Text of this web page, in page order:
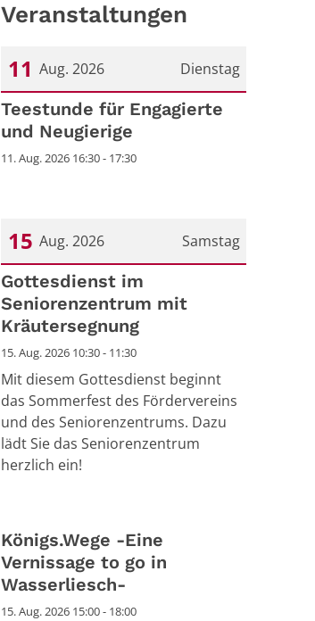
Veranstaltungen
Dienstag
11 Aug. 2026
Datum: 11. August 2026
Teestunde für Engagierte
und Neugierige
11. Aug. 2026 16:30 - 17:30
Samstag
15 Aug. 2026
Datum: 15. August 2026
Gottesdienst im
Seniorenzentrum mit
Kräutersegnung
15. Aug. 2026 10:30 - 11:30
Mit diesem Gottesdienst beginnt
das Sommerfest des Fördervereins
und des Seniorenzentrums. Dazu
lädt Sie das Seniorenzentrum
herzlich ein!
Königs.Wege -Eine
Vernissage to go in
Wasserliesch-
15. Aug. 2026 15:00 - 18:00